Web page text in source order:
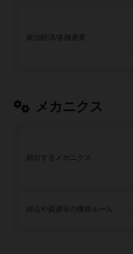
政治経済/各種産業
メカニクス
頻出するメカニクス